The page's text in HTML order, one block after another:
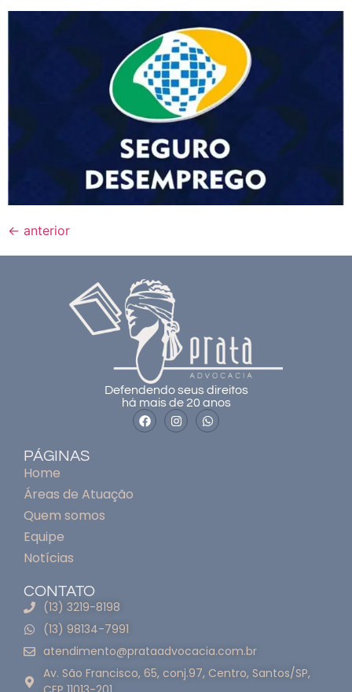
← anterior
Defendendo seus direitos
há mais de 20 anos
PÁGINAS
Home
Áreas de Atuação
Quem somos
Equipe
Notícias
CONTATO
(13) 3219-8198
(13) 98134-7991
atendimento@prataadvocacia.com.br
Av. São Francisco, 65, conj.97, Centro, Santos/SP,